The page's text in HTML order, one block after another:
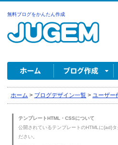
無料ブログをかんたん作成
ホーム > ブログデザイン一覧 > ユーザー
テンプレートHTML・CSSについて
公開されているテンプレートのHTMLに{ad}
ださい。